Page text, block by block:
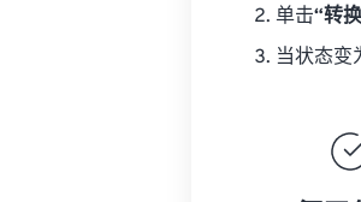
单击“转
当状态变